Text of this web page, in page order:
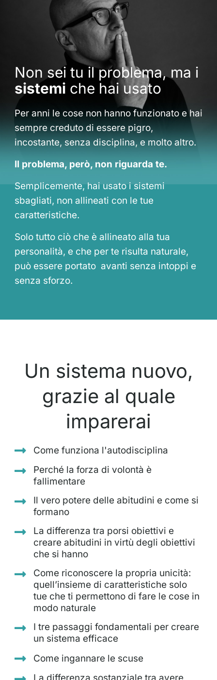
Non sei tu il problema, ma i
sistemi che hai usato
Per anni le cose non hanno funzionato e hai
sempre creduto di essere pigro,
incostante, senza disciplina, e molto altro.
Il problema, però, non riguarda te.
Semplicemente, hai usato i sistemi
sbagliati, non allineati con le tue
caratteristiche.
Solo tutto ciò che è allineato alla tua
personalità, e che per te risulta naturale,
può essere portato avanti senza intoppi e
senza sforzo.
Un sistema nuovo,
grazie al quale
imparerai
Come funziona l'autodisciplina
Perché la forza di volontà è
fallimentare
Il vero potere delle abitudini e come si
formano
La differenza tra porsi obiettivi e
creare abitudini in virtù degli obiettivi
che si hanno
Come riconoscere la propria unicità:
quell’insieme di caratteristiche solo
tue che ti permettono di fare le cose in
modo naturale
I tre passaggi fondamentali per creare
un sistema efficace
Come ingannare le scuse